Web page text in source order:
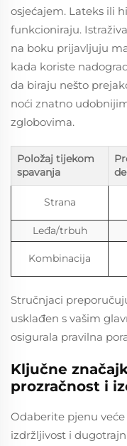
osjećajem. Lateks ili
funkcioniraju.
na boku prijavljuju
kada koriste
da biraju nešto
noći znatno
zglobovima.
Položaj tijekom
spavanja
Strana
Leđa/trbuh
Kombinacija
Stručnjaci
usklađen s vašim
osigurala pravilna
Ključne
prozračnost i
Odaberite pjenu veće
izdržljivost i